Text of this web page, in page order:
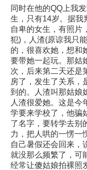
同时在他的QQ上我
生，只有14岁。据我
自卑的女生，有照片
犯)，人渣(原谅我只
的，很喜欢她，想和
要带她一起玩。那姑
次，后来第二天还是
房了，发生了关系，
到的。人渣叫那姑娘
人渣很爱她。这是今
学要来学校了，他骗
了名字，要转学去别
力，把人哄的一愣一
自己暑假还会回来，
就没那么频繁了，可
经常让傻姑娘拍裸照